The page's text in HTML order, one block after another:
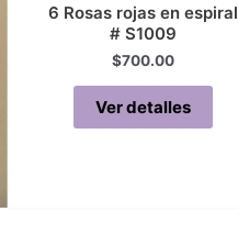
6 Rosas rojas en espiral
# S1009
$700.00
Ver detalles